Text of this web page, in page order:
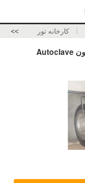
کارخانه تور >>